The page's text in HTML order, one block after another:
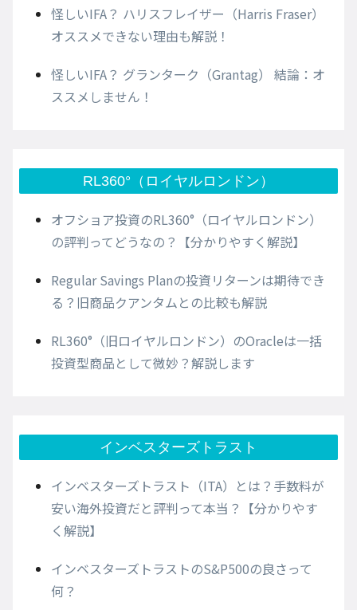
怪しいIFA？ ハリスフレイザー（Harris Fraser）
オススメできない理由も解説！
怪しいIFA？ グランターク（Grantag） 結論：オ
ススメしません！
RL360°（ロイヤルロンドン）
オフショア投資のRL360°（ロイヤルロンドン）
の評判ってどうなの？【分かりやすく解説】
Regular Savings Planの投資リターンは期待でき
る？旧商品クアンタムとの比較も解説
RL360°（旧ロイヤルロンドン）のOracleは一括
投資型商品として微妙？解説します
インベスターズトラスト
インベスターズトラスト（ITA）とは？手数料が
安い海外投資だと評判って本当？【分かりやす
く解説】
インベスターズトラストのS&P500の良さって
何？